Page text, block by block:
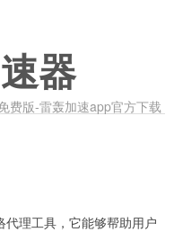
器
费版-雷轰加速app官方下载
理工具，它能够帮助用户